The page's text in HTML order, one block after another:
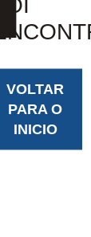
VOLTAR
PARA O
INICIO